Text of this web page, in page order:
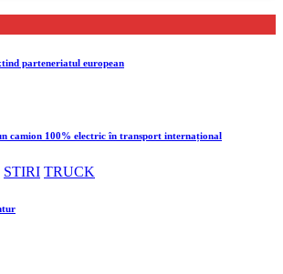
parteneriatul european
camion 100% electric în transport internațional
STIRI TRUCK